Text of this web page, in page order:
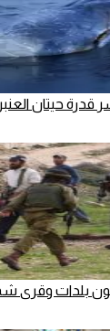
قدرة حيتان
بلدات وقرى